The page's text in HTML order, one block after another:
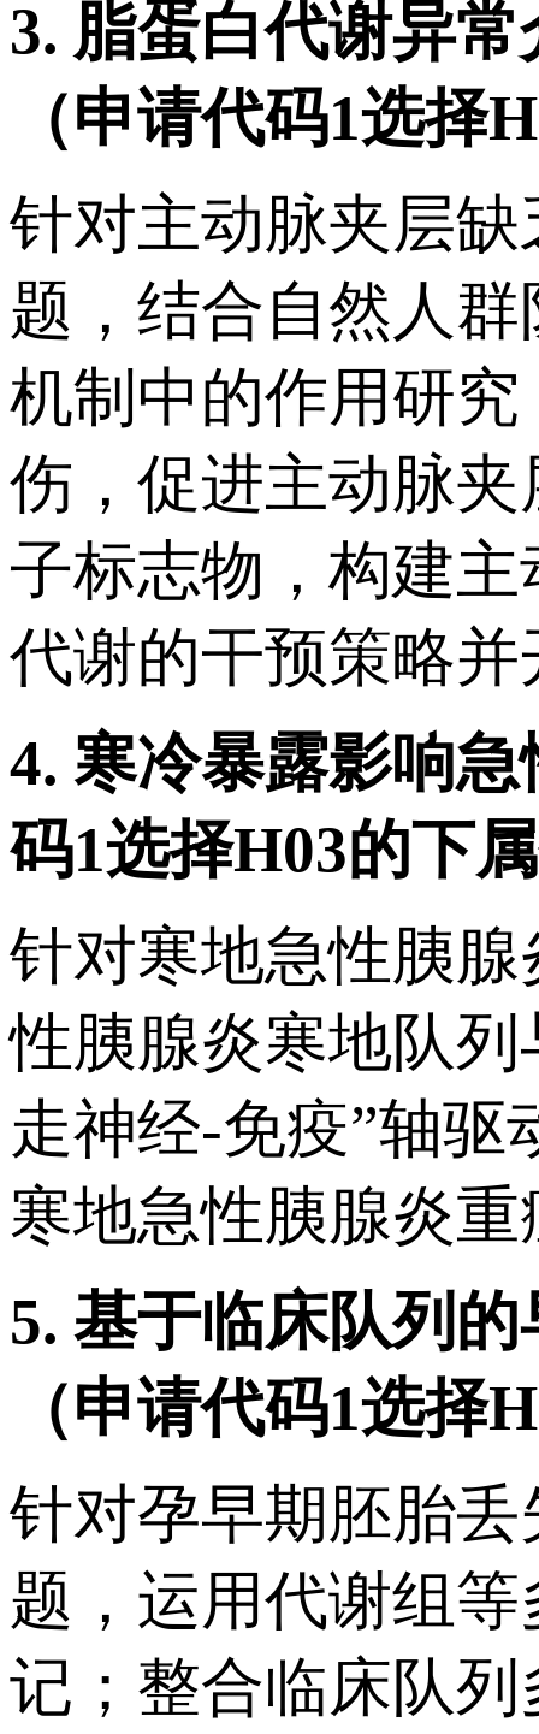
3. 脂蛋白代谢异
（申请代码1选择
针对主动脉夹层
题，结合自然人
机制中的作用研
伤，促进主动脉
子标志物，构建
代谢的干预策略
4. 寒冷暴露影响
码1选择H03的下
针对寒地急性胰
性胰腺炎寒地队
走神经-免疫”轴
寒地急性胰腺炎
5. 基于临床队列
（申请代码1选择
针对孕早期胚胎
题，运用代谢组
记；整合临床队